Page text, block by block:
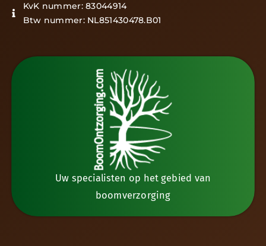
KvK nummer: 83044914
Btw nummer: NL851430478.B01
Uw specialisten op het gebied van
boomverzorging